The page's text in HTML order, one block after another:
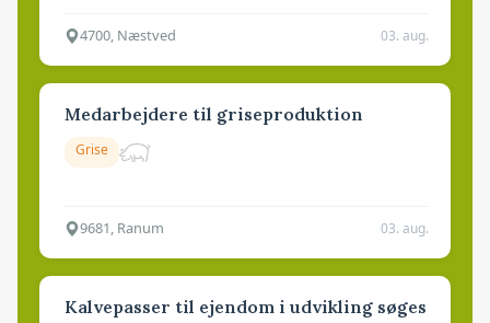
4700, Næstved 03. aug.
Medarbejdere til griseproduktion
Grise
9681, Ranum 03. aug.
Kalvepasser til ejendom i udvikling søges